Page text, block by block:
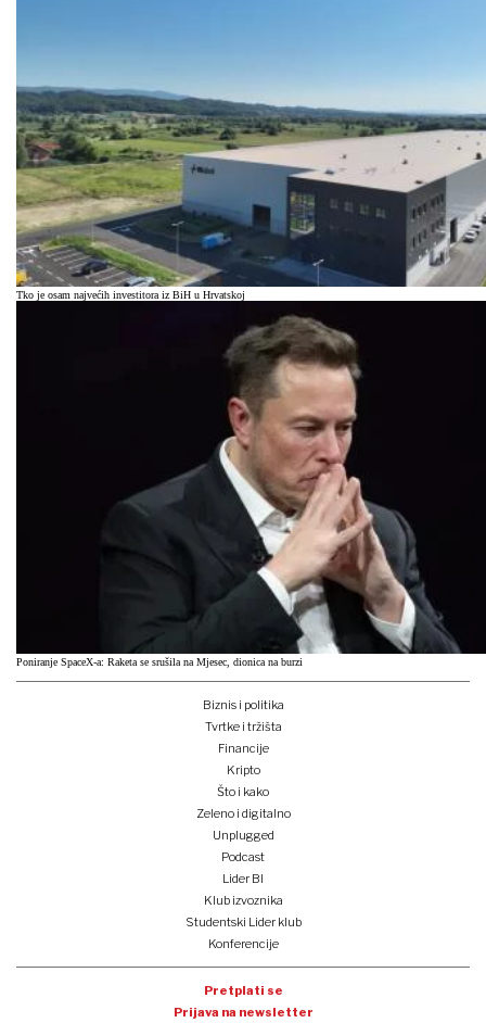
Tko je osam najvećih investitora iz BiH u Hrvatskoj
Poniranje SpaceX-a: Raketa se srušila na Mjesec, dionica na burzi
Biznis i politika
Tvrtke i tržišta
Financije
Kripto
Što i kako
Zeleno i digitalno
Unplugged
Podcast
Lider BI
Klub izvoznika
Studentski Lider klub
Konferencije
Pretplati se
Prijava na newsletter